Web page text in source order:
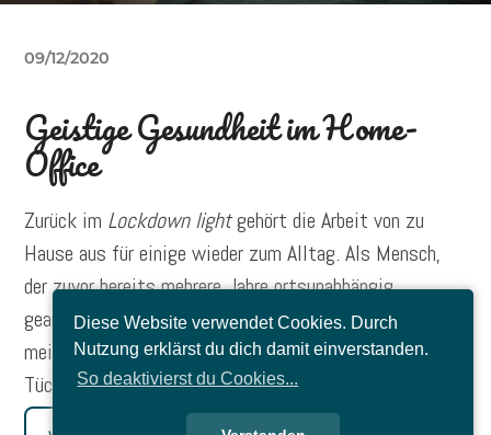
Diese Website verwendet Cookies. Durch
Nutzung erklärst du dich damit einverstanden.
So deaktivierst du Cookies...
09/12/2020
Geistige Gesundheit im Home-
Office
Zurück im Lockdown lightgehört die Arbeit von zu
Hause aus für einige wieder zum Alltag. Als Mensch,
der zuvor bereits mehrere Jahre ortsunabhängig
gearbeitet hat, sei dies kein Problem, möchte man
meinen. Doch das traute Heim birgt dann doch einige
Tücken gegenüber allen anderen Orten.